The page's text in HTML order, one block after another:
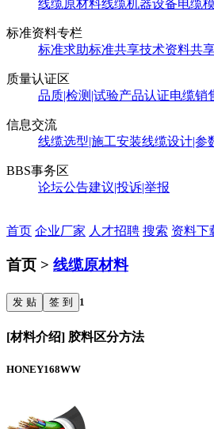
线缆原材料线缆机器设备电缆
标准资料专栏
标准求助标准共享技术资料共
质量认证区
品质|检测|试验产品认证电缆销
信息交流
线缆选型|施工安装线缆设计|参
BBS事务区
论坛公告建议|投诉|举报
首页 企业厂家 人才招聘 搜索 资料下
首页 > 线缆原材料
发 贴 签 到 1
[材料介绍] 胶料区分方法
HONEY168WW